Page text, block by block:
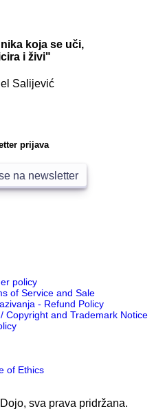
koja se uči,
i živi"
Salijević
prijava
na newsletter
policy
of Service and Sale
- Refund Policy
Copyright and Trademark Notice
of Ethics
, sva prava pridržana.